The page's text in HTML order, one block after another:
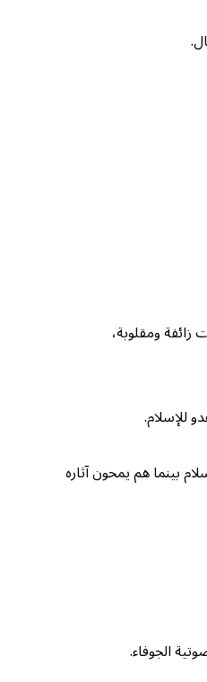
زائفة ومقلوبة،
للإسلام.
بينما هم يمحون آثاره
الجوفاء.